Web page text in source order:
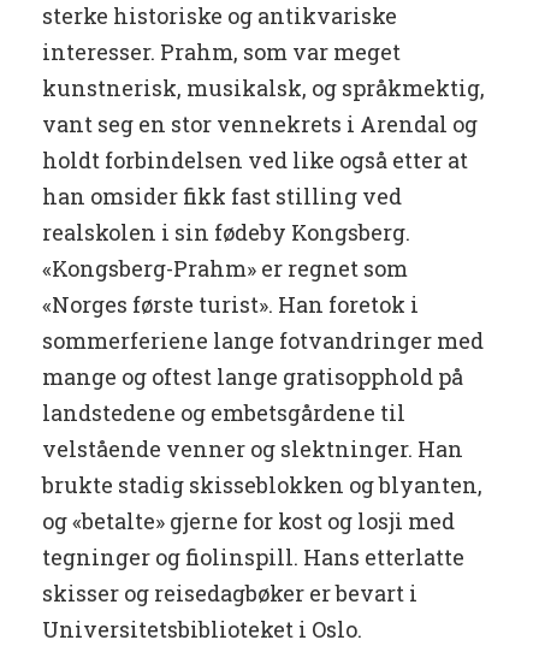
sterke historiske og antikvariske
interesser. Prahm, som var meget
kunstnerisk, musikalsk, og språkmektig,
vant seg en stor vennekrets i Arendal og
holdt forbindelsen ved like også etter at
han omsider fikk fast stilling ved
realskolen i sin fødeby Kongsberg.
«Kongsberg-Prahm» er regnet som
«Norges første turist». Han foretok i
sommerferiene lange fotvandringer med
mange og oftest lange gratisopphold på
landstedene og embetsgårdene til
velstående venner og slektninger. Han
brukte stadig skisseblokken og blyanten,
og «betalte» gjerne for kost og losji med
tegninger og fiolinspill. Hans etterlatte
skisser og reisedagbøker er bevart i
Universitetsbiblioteket i Oslo.